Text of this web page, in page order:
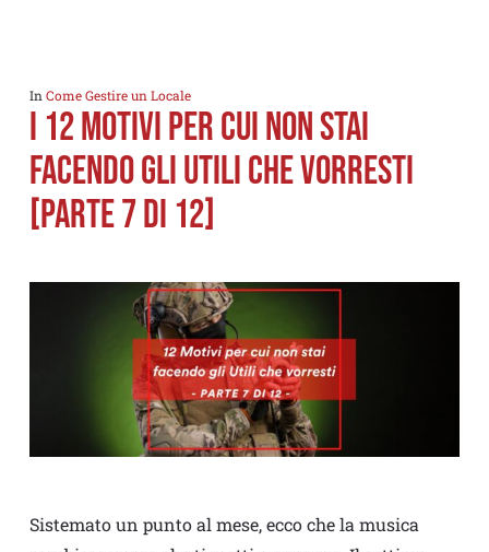
In Come Gestire un Locale
I 12 MOTIVI PER CUI NON STAI
FACENDO GLI UTILI CHE VORRESTI
[PARTE 7 di 12]
Sistemato un punto al mese, ecco che la musica